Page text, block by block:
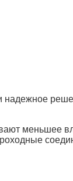
надежное
меньшее